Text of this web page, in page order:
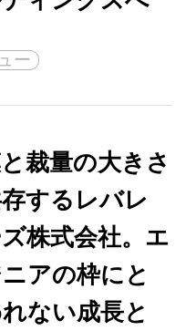
ー
裁量の大きさ
するレバレ
株式会社。エ
アの枠にと
ない成長と